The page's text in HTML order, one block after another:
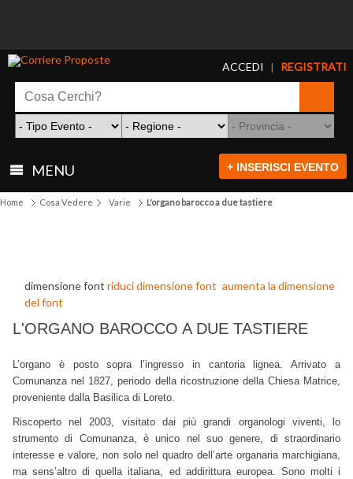
ACCEDI | REGISTRATI
MENU + INSERISCI EVENTO
Home Cosa Vedere Varie L'organo barocco a due tastiere
dimensione font riduci dimensione font aumenta la dimensione
del font
L'ORGANO BAROCCO A DUE TASTIERE
L’organo è posto sopra l’ingresso in cantoria lignea. Arrivato a
Comunanza nel 1827, periodo della ricostruzione della Chiesa Matrice,
proveniente dalla Basilica di Loreto.
Riscoperto nel 2003, visitato dai più grandi organologi viventi, lo
strumento di Comunanza, è unico nel suo genere, di straordinario
interesse e valore, non solo nel quadro dell’arte organaria marchigiana,
ma sens’altro di quella italiana, ed addirittura europea. Sono molti i